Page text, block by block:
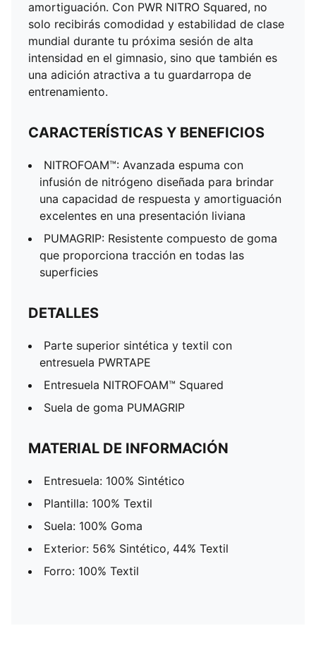
amortiguación. Con PWR NITRO Squared, no
solo recibirás comodidad y estabilidad de clase
mundial durante tu próxima sesión de alta
intensidad en el gimnasio, sino que también es
una adición atractiva a tu guardarropa de
entrenamiento.
CARACTERÍSTICAS Y BENEFICIOS
NITROFOAM™: Avanzada espuma con
infusión de nitrógeno diseñada para brindar
una capacidad de respuesta y amortiguación
excelentes en una presentación liviana
PUMAGRIP​: Resistente compuesto de goma
que proporciona tracción en todas las
superficies​​
DETALLES
Parte superior sintética y textil con
entresuela PWRTAPE
Entresuela NITROFOAM™ Squared
Suela de goma PUMAGRIP
MATERIAL DE INFORMACIÓN
Entresuela: 100% Sintético
Plantilla: 100% Textil
Suela: 100% Goma
Exterior: 56% Sintético, 44% Textil
Forro: 100% Textil